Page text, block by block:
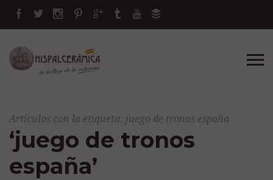
Artículos con la etiqueta: juego de tronos españa
‘juego de tronos
españa’